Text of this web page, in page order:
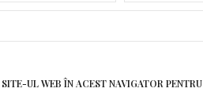
UL WEB ÎN ACEST NAVIGATOR